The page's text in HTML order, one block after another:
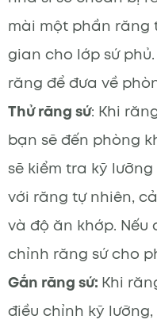
mài một phần răng
gian cho lớp sứ
răng để đưa về
Thử răng sứ: Khi
bạn sẽ đến phòng
sẽ kiểm tra kỹ
với răng tự nhiên,
và độ ăn khớp. Nếu
chỉnh răng sứ cho
Gắn răng sứ: Khi
điều chỉnh kỹ